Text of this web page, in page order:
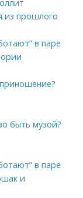
из прошлого
в паре
быть музой?
в паре
и